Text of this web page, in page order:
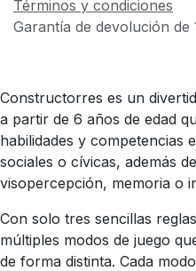
Términos y condiciones
Garantía de devolución de
Constructorres es un
a partir de 6 años de edad
habilidades y competencias
sociales o cívicas, además
visopercepción, memoria o
Con solo tres sencillas
múltiples modos de juego
de forma distinta. Cada